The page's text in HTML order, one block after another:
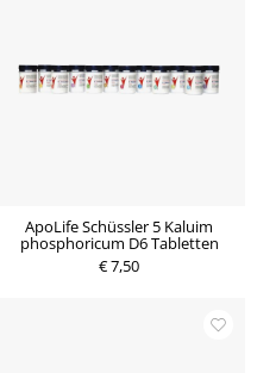
ApoLife Schüssler 5 Kaluim
phosphoricum D6 Tabletten
€ 7,50